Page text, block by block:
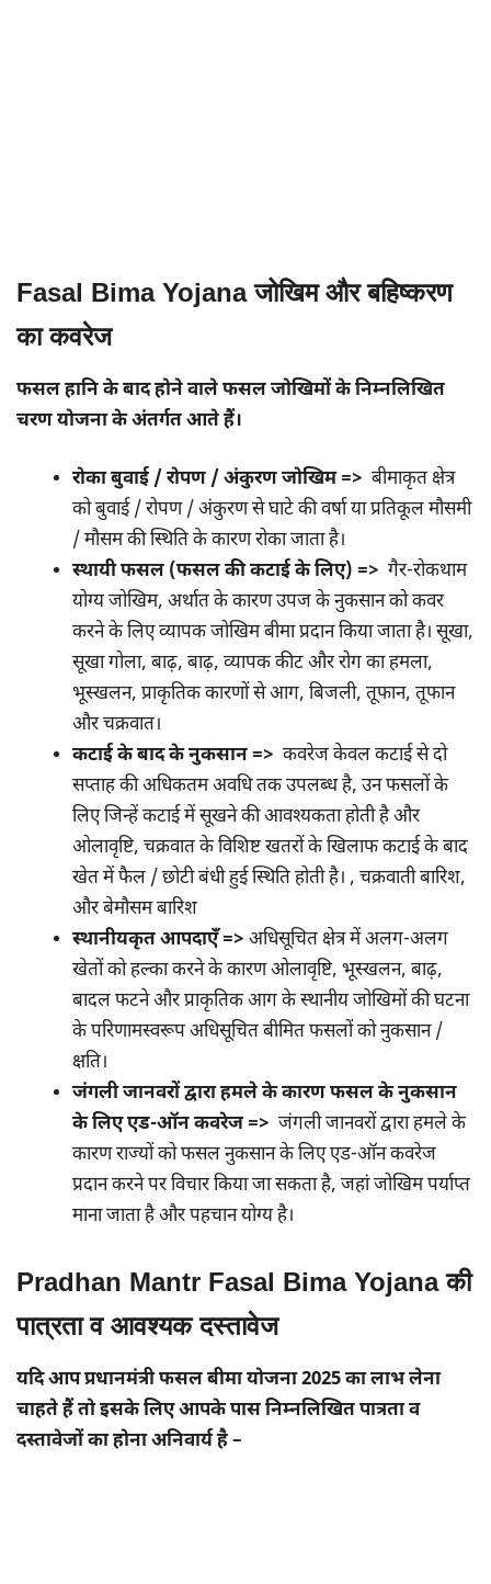
Fasal Bima Yojana जोखिम और बहिष्करण
का कवरेज
फसल हानि के बाद होने वाले फसल जोखिमों के निम्नलिखित
चरण योजना के अंतर्गत आते हैं।
रोका बुवाई / रोपण / अंकुरण जोखिम => बीमाकृत क्षेत्र
को बुवाई / रोपण / अंकुरण से घाटे की वर्षा या प्रतिकूल मौसमी
/ मौसम की स्थिति के कारण रोका जाता है।
स्थायी फसल (फसल की कटाई के लिए) => गैर-रोकथाम
योग्य जोखिम, अर्थात के कारण उपज के नुकसान को कवर
करने के लिए व्यापक जोखिम बीमा प्रदान किया जाता है। सूखा,
सूखा गोला, बाढ़, बाढ़, व्यापक कीट और रोग का हमला,
भूस्खलन, प्राकृतिक कारणों से आग, बिजली, तूफान, तूफान
और चक्रवात।
कटाई के बाद के नुकसान => कवरेज केवल कटाई से दो
सप्ताह की अधिकतम अवधि तक उपलब्ध है, उन फसलों के
लिए जिन्हें कटाई में सूखने की आवश्यकता होती है और
ओलावृष्टि, चक्रवात के विशिष्ट खतरों के खिलाफ कटाई के बाद
खेत में फैल / छोटी बंधी हुई स्थिति होती है। , चक्रवाती बारिश,
और बेमौसम बारिश
स्थानीयकृत आपदाएँ => अधिसूचित क्षेत्र में अलग-अलग
खेतों को हल्का करने के कारण ओलावृष्टि, भूस्खलन, बाढ़,
बादल फटने और प्राकृतिक आग के स्थानीय जोखिमों की घटना
के परिणामस्वरूप अधिसूचित बीमित फसलों को नुकसान /
क्षति।
जंगली जानवरों द्वारा हमले के कारण फसल के नुकसान
के लिए एड-ऑन कवरेज => जंगली जानवरों द्वारा हमले के
कारण राज्यों को फसल नुकसान के लिए एड-ऑन कवरेज
प्रदान करने पर विचार किया जा सकता है, जहां जोखिम पर्याप्त
माना जाता है और पहचान योग्य है।
Pradhan Mantr Fasal Bima Yojana की
पात्रता व आवश्यक दस्तावेज
यदि आप प्रधानमंत्री फसल बीमा योजना 2025 का लाभ लेना
चाहते हैं तो इसके लिए आपके पास निम्नलिखित पात्रता व
दस्तावेजों का होना अनिवार्य है –